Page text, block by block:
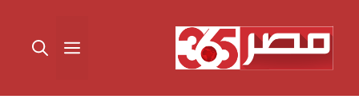
المحتوى القائمة